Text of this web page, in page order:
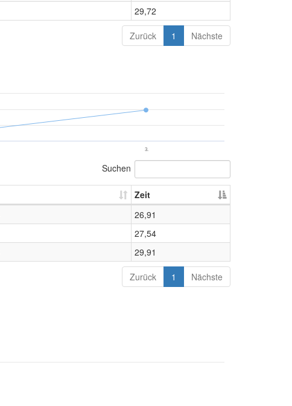
29,72
Zurück 1 Nächste
3.
Suchen
Zeit
26,91
27,54
29,91
Zurück 1 Nächste